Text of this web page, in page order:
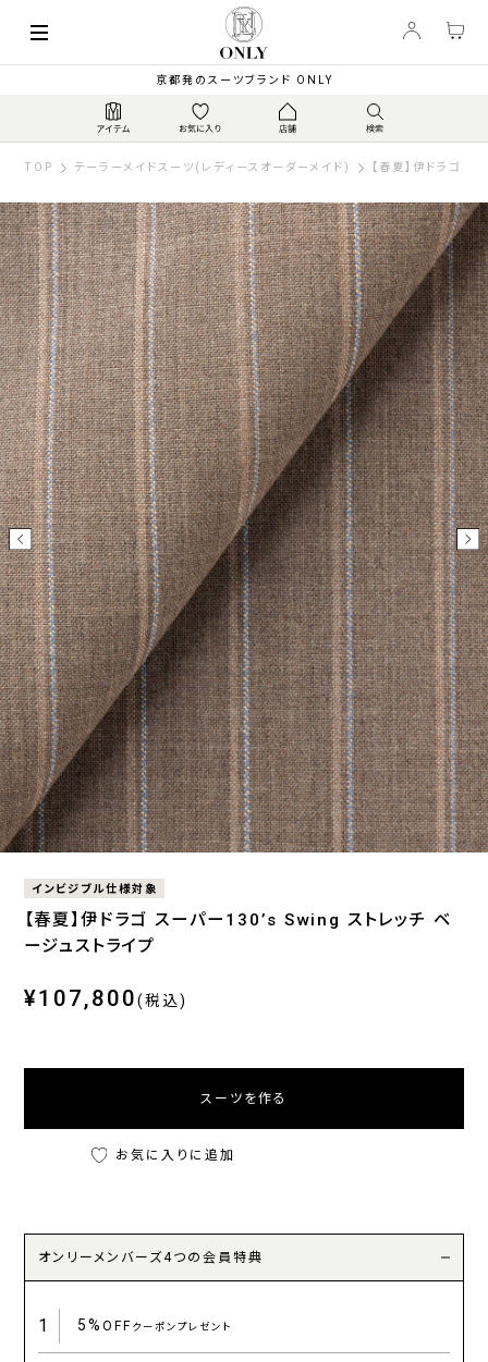
京都発のスーツブランド ONLY
TOP テーラーメイドスーツ(レディースオーダーメイド) 【春夏】伊ドラゴ
インビジブル仕様対象
【春夏】伊ドラゴ スーパー130’s Swing ストレッチ ベ
ージュストライプ
¥107,800(税込)
スーツを作る
お気に入りに追加
オンリーメンバーズ4つの会員特典
1 5%OFFクーポンプレゼント